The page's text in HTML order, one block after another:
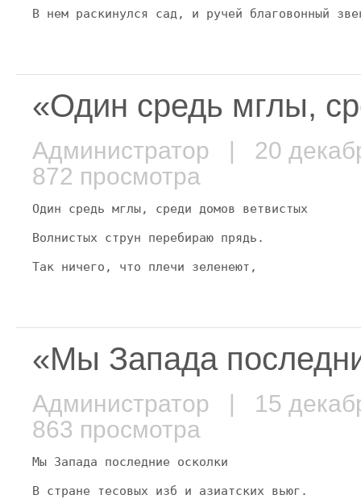
В нем раскинулся сад, и ручей благовонный
«Один средь мглы,
Администратор | 20
872 просмотра
Один средь мглы, среди домов ветвистых
Волнистых струн перебираю прядь.
Так ничего, что плечи зеленеют,
«Мы Запада
Администратор | 15
863 просмотра
Мы Запада последние осколки
В стране тесовых изб и азиатских вьюг.